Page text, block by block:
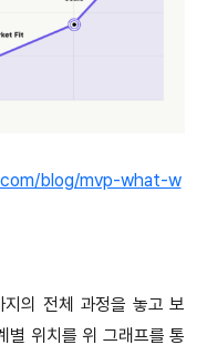
blog/mvp-what-w
의 전체 과정을 놓고 보
위치를 위 그래프를 통